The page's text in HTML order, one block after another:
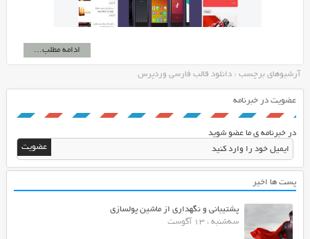
ادامه مطلب...
آرشیوهای برچسب : دانلود قالب فارسی وردپرس
عضویت در خبرنامه
در خبرنامه ی ما عضو شوید
پست ها اخیر
پشتیبانی و نگهداری از ماشین پولسازی
سه‌شنبه ، 13 آگوست